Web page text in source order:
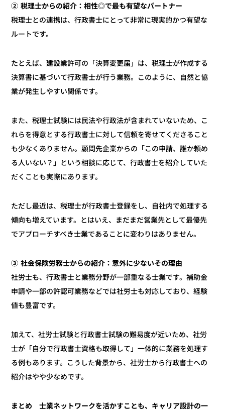
② 税理士からの紹介：相性◎で最も有望なパートナー
税理士との連携は、行政書士にとって非常に現実的かつ有望な
ルートです。
たとえば、建設業許可の「決算変更届」は、税理士が作成する
決算書に基づいて行政書士が行う業務。このように、自然と協
業が発生しやすい関係です。
また、税理士試験には民法や行政法が含まれていないため、こ
れらを得意とする行政書士に対して信頼を寄せてくださること
も少なくありません。顧問先企業からの「この申請、誰か頼め
る人いない？」という相談に応じて、行政書士を紹介していた
だくことも実際にあります。
ただし最近は、税理士が行政書士登録をし、自社内で処理する
傾向も増えています。とはいえ、まだまだ営業先として最優先
でアプローチすべき士業であることに変わりはありません。
③ 社会保険労務士からの紹介：意外に少ないその理由
社労士も、行政書士と業務分野が一部重なる士業です。補助金
申請や一部の許認可業務などでは社労士も対応しており、経験
値も豊富です。
加えて、社労士試験と行政書士試験の難易度が近いため、社労
士が「自分で行政書士資格も取得して」一体的に業務を処理す
る例もあります。こうした背景から、社労士から行政書士への
紹介はやや少なめです。
まとめ 士業ネットワークを活かすことも、キャリア設計の一